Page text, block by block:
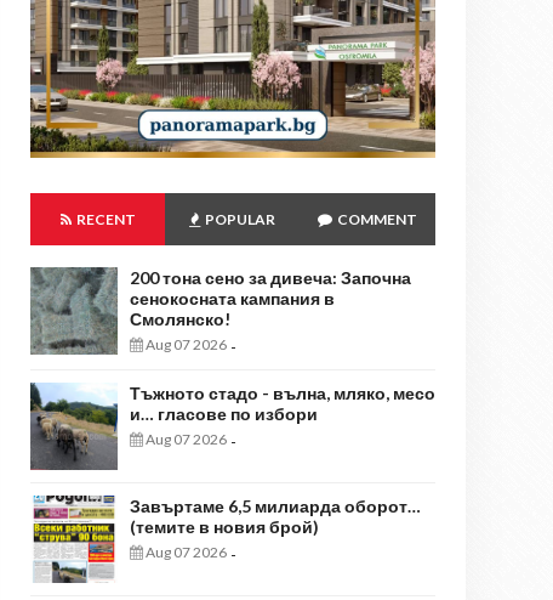
RECENT POPULAR COMMENT
200 тона сено за дивеча: Започна
сенокосната кампания в
Смолянско!
Aug 07 2026 -
Тъжното стадо - вълна, мляко, месо
и… гласове по избори
Aug 07 2026 -
Завъртаме 6,5 милиарда оборот…
(темите в новия брой)
Aug 07 2026 -